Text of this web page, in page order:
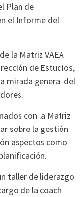
Plan de
el Informe del
la Matriz VAEA
de Estudios,
mirada general del
con la Matriz
sobre la gestión
aspectos como
taller de liderazgo
de la coach